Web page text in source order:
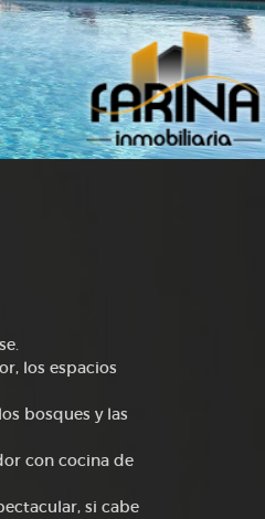
los espacios
bosques y las
con cocina de
si cabe